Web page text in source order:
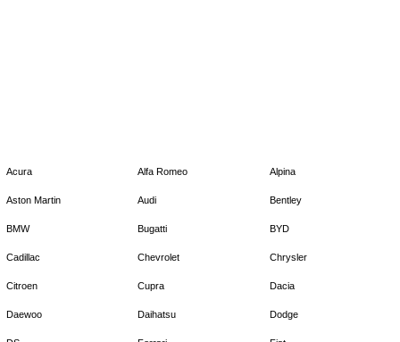
Acura Alfa Romeo Alpina
Aston Martin Audi Bentley
BMW Bugatti BYD
Cadillac Chevrolet Chrysler
Citroen Cupra Dacia
Daewoo Daihatsu Dodge